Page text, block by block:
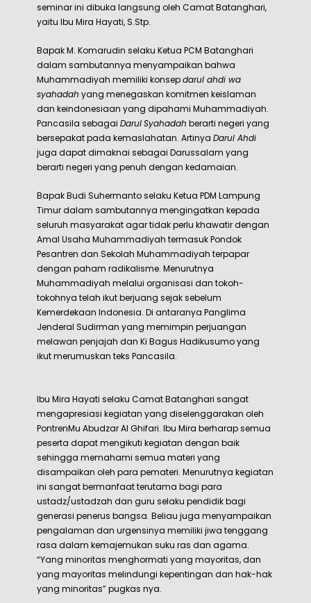
seminar ini dibuka langsung oleh Camat Batanghari,
yaitu Ibu Mira Hayati, S.Stp.
Bapak M. Komarudin selaku Ketua PCM Batanghari
dalam sambutannya menyampaikan bahwa
Muhammadiyah memiliki konsepdarul ahdi wa
syahadah yang menegaskan komitmen keislaman
dan keindonesiaan yang dipahami Muhammadiyah.
Pancasila sebagai Darul Syahadah berarti negeri yang
bersepakat pada kemaslahatan. Artinya Darul Ahdi
juga dapat dimaknai sebagai Darussalam yang
berarti negeri yang penuh dengan kedamaian.
Bapak Budi Suhermanto selaku Ketua PDM Lampung
Timur dalam sambutannya mengingatkan kepada
seluruh masyarakat agar tidak perlu khawatir dengan
Amal Usaha Muhammadiyah termasuk Pondok
Pesantren dan Sekolah Muhammadiyah terpapar
dengan paham radikalisme. Menurutnya
Muhammadiyah melalui organisasi dan tokoh-
tokohnya telah ikut berjuang sejak sebelum
Kemerdekaan Indonesia. Di antaranya Panglima
Jenderal Sudirman yang memimpin perjuangan
melawan penjajah dan Ki Bagus Hadikusumo yang
ikut merumuskan teks Pancasila.
Ibu Mira Hayati selaku Camat Batanghari sangat
mengapresiasi kegiatan yang diselenggarakan oleh
PontrenMu Abudzar Al Ghifari. Ibu Mira berharap semua
peserta dapat mengikuti kegiatan dengan baik
sehingga memahami semua materi yang
disampaikan oleh para pemateri. Menurutnya kegiatan
ini sangat bermanfaat terutama bagi para
ustadz/ustadzah dan guru selaku pendidik bagi
generasi penerus bangsa. Beliau juga menyampaikan
pengalaman dan urgensinya memiliki jiwa tenggang
rasa dalam kemajemukan suku ras dan agama.
“Yang minoritas menghormati yang mayoritas, dan
yang mayoritas melindungi kepentingan dan hak-hak
yang minoritas” pugkas nya.